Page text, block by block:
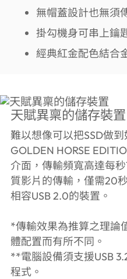
無帽蓋設計也無須
掛勾機身可串上鑰
經典紅金配色結合
天賦異稟的儲存裝置
難以想像可以把SSD做
GOLDEN HORSE
介面，傳輸頻寬高達每
質影片的傳輸，僅需20
相容USB 2.0的裝置。
*傳輸效果為推算之理論
體配置而有所不同。
**電腦設備須支援USB
程式。